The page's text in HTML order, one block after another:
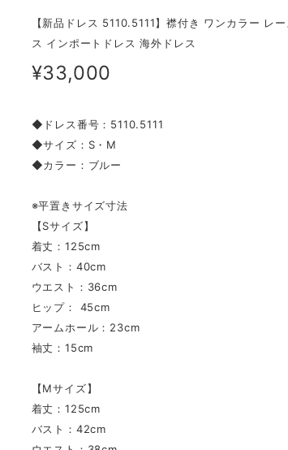
【新品ドレス 5110.5111】襟付き ワンカラー レ
ス インポートドレス 海外ドレス
¥33,000
◆ドレス番号：5110.5111
◆サイズ：S・M
◆カラー：ブルー
※平置きサイズ寸法
【Sサイズ】
着丈：125cm
バスト：40cm
ウエスト：36cm
ヒップ： 45cm
アームホール：23cm
袖丈：15cm
【Mサイズ】
着丈：125cm
バスト：42cm